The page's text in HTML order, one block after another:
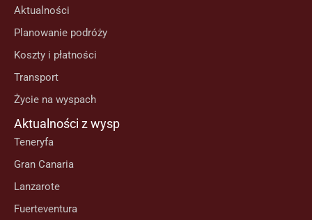
Aktualności
Planowanie podróży
Koszty i płatności
Transport
Życie na wyspach
Aktualności z wysp
Teneryfa
Gran Canaria
Lanzarote
Fuerteventura